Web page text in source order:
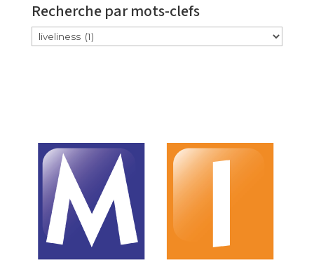
Recherche par mots-clefs
Étiquettes